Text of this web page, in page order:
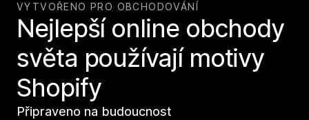
VYTVOŘENO PRO OBCHODOVÁNÍ
Nejlepší online obchody
světa používají motivy
Shopify
Připraveno na budoucnost